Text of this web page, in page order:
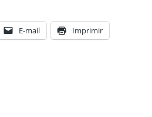
E-mail Imprimir